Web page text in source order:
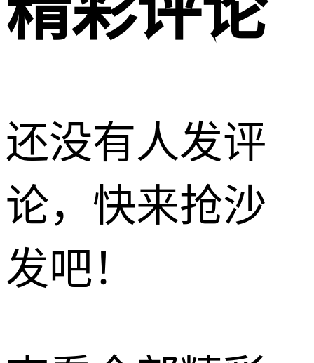
还没有人发评
论，快来抢沙
发吧！